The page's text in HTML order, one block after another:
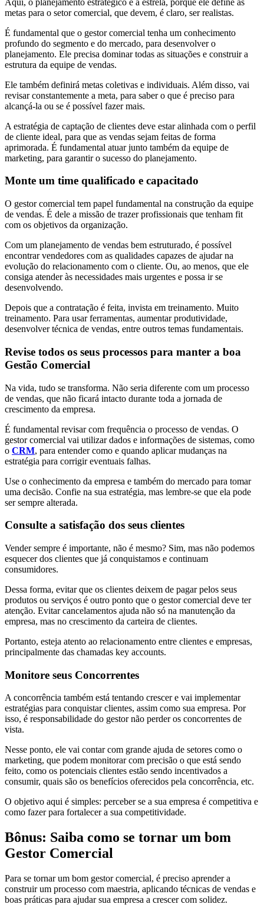
metas para o setor comercial, que devem, é claro, ser realistas.
É fundamental que o gestor comercial tenha um conhecimento
profundo do segmento e do mercado, para desenvolver o
planejamento. Ele precisa dominar todas as situações e construir a
estrutura da equipe de vendas.
Ele também definirá metas coletivas e individuais. Além disso, vai
revisar constantemente a meta, para saber o que é preciso para
alcançá-la ou se é possível fazer mais.
A estratégia de captação de clientes deve estar alinhada com o perfil
de cliente ideal, para que as vendas sejam feitas de forma
aprimorada. É fundamental atuar junto também da equipe de
marketing, para garantir o sucesso do planejamento.
Monte um time qualificado e capacitado
O gestor comercial tem papel fundamental na construção da equipe
de vendas. É dele a missão de trazer profissionais que tenham fit
com os objetivos da organização.
Com um planejamento de vendas bem estruturado, é possível
encontrar vendedores com as qualidades capazes de ajudar na
evolução do relacionamento com o cliente. Ou, ao menos, que ele
consiga atender às necessidades mais urgentes e possa ir se
desenvolvendo.
Depois que a contratação é feita, invista em treinamento. Muito
treinamento. Para usar ferramentas, aumentar produtividade,
desenvolver técnica de vendas, entre outros temas fundamentais.
Revise todos os seus processos para manter a boa
Gestão Comercial
Na vida, tudo se transforma. Não seria diferente com um processo
de vendas, que não ficará intacto durante toda a jornada de
crescimento da empresa.
É fundamental revisar com frequência o processo de vendas. O
gestor comercial vai utilizar dados e informações de sistemas, como
o CRM, para entender como e quando aplicar mudanças na
estratégia para corrigir eventuais falhas.
Use o conhecimento da empresa e também do mercado para tomar
uma decisão. Confie na sua estratégia, mas lembre-se que ela pode
ser sempre alterada.
Consulte a satisfação dos seus clientes
Vender sempre é importante, não é mesmo? Sim, mas não podemos
esquecer dos clientes que já conquistamos e continuam
consumidores.
Dessa forma, evitar que os clientes deixem de pagar pelos seus
produtos ou serviços é outro ponto que o gestor comercial deve ter
atenção. Evitar cancelamentos ajuda não só na manutenção da
empresa, mas no crescimento da carteira de clientes.
Portanto, esteja atento ao relacionamento entre clientes e empresas,
principalmente das chamadas key accounts.
Monitore seus Concorrentes
A concorrência também está tentando crescer e vai implementar
estratégias para conquistar clientes, assim como sua empresa. Por
isso, é responsabilidade do gestor não perder os concorrentes de
vista.
Nesse ponto, ele vai contar com grande ajuda de setores como o
marketing, que podem monitorar com precisão o que está sendo
feito, como os potenciais clientes estão sendo incentivados a
consumir, quais são os benefícios oferecidos pela concorrência, etc.
O objetivo aqui é simples: perceber se a sua empresa é competitiva e
como fazer para fortalecer a sua competitividade.
Bônus: Saiba como se tornar um bom
Gestor Comercial
Para se tornar um bom gestor comercial, é preciso aprender a
construir um processo com maestria, aplicando técnicas de vendas e
boas práticas para ajudar sua empresa a crescer com solidez.